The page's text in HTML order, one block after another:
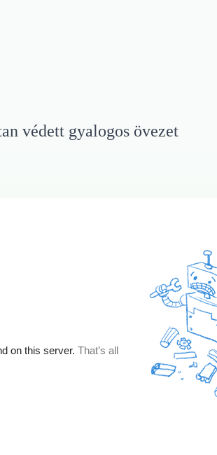
védett gyalogos övezet